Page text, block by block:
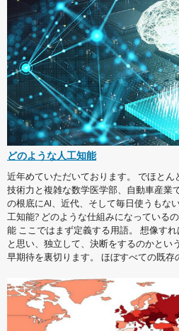
どのような人工知能
近年めていただいております。 でほと
技術力と複雑な数学医学部、自動車産業
の根底にAI、近代、そして毎日使うもな
工知能? どのような仕組みになっている
能 ここではまず定義する用語。 想像す
と思い、独立して、決断をするのかとい
早期待を裏切ります。 ほぼすべての既存